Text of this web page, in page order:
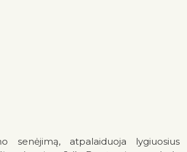
senėjimą, atpalaiduoja lygiuosius